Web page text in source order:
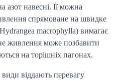
азот навесні. Її можна
спрямоване на швидке
macrophylla) вимагає
живлення може позбавити
на торішніх пагонах.
віддають перевагу